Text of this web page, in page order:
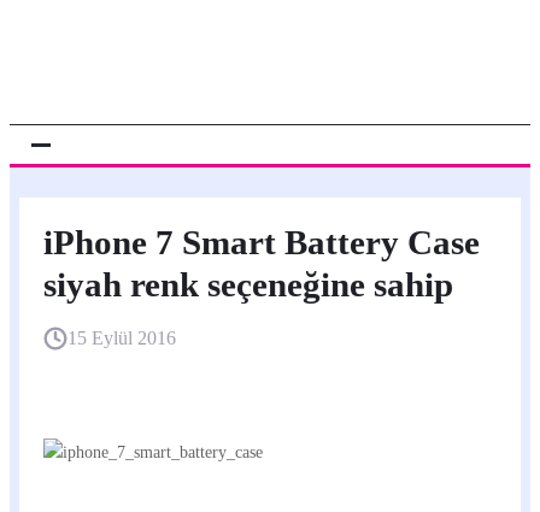
iPhone 7 Smart Battery Case
siyah renk seçeneğine sahip
15 Eylül 2016